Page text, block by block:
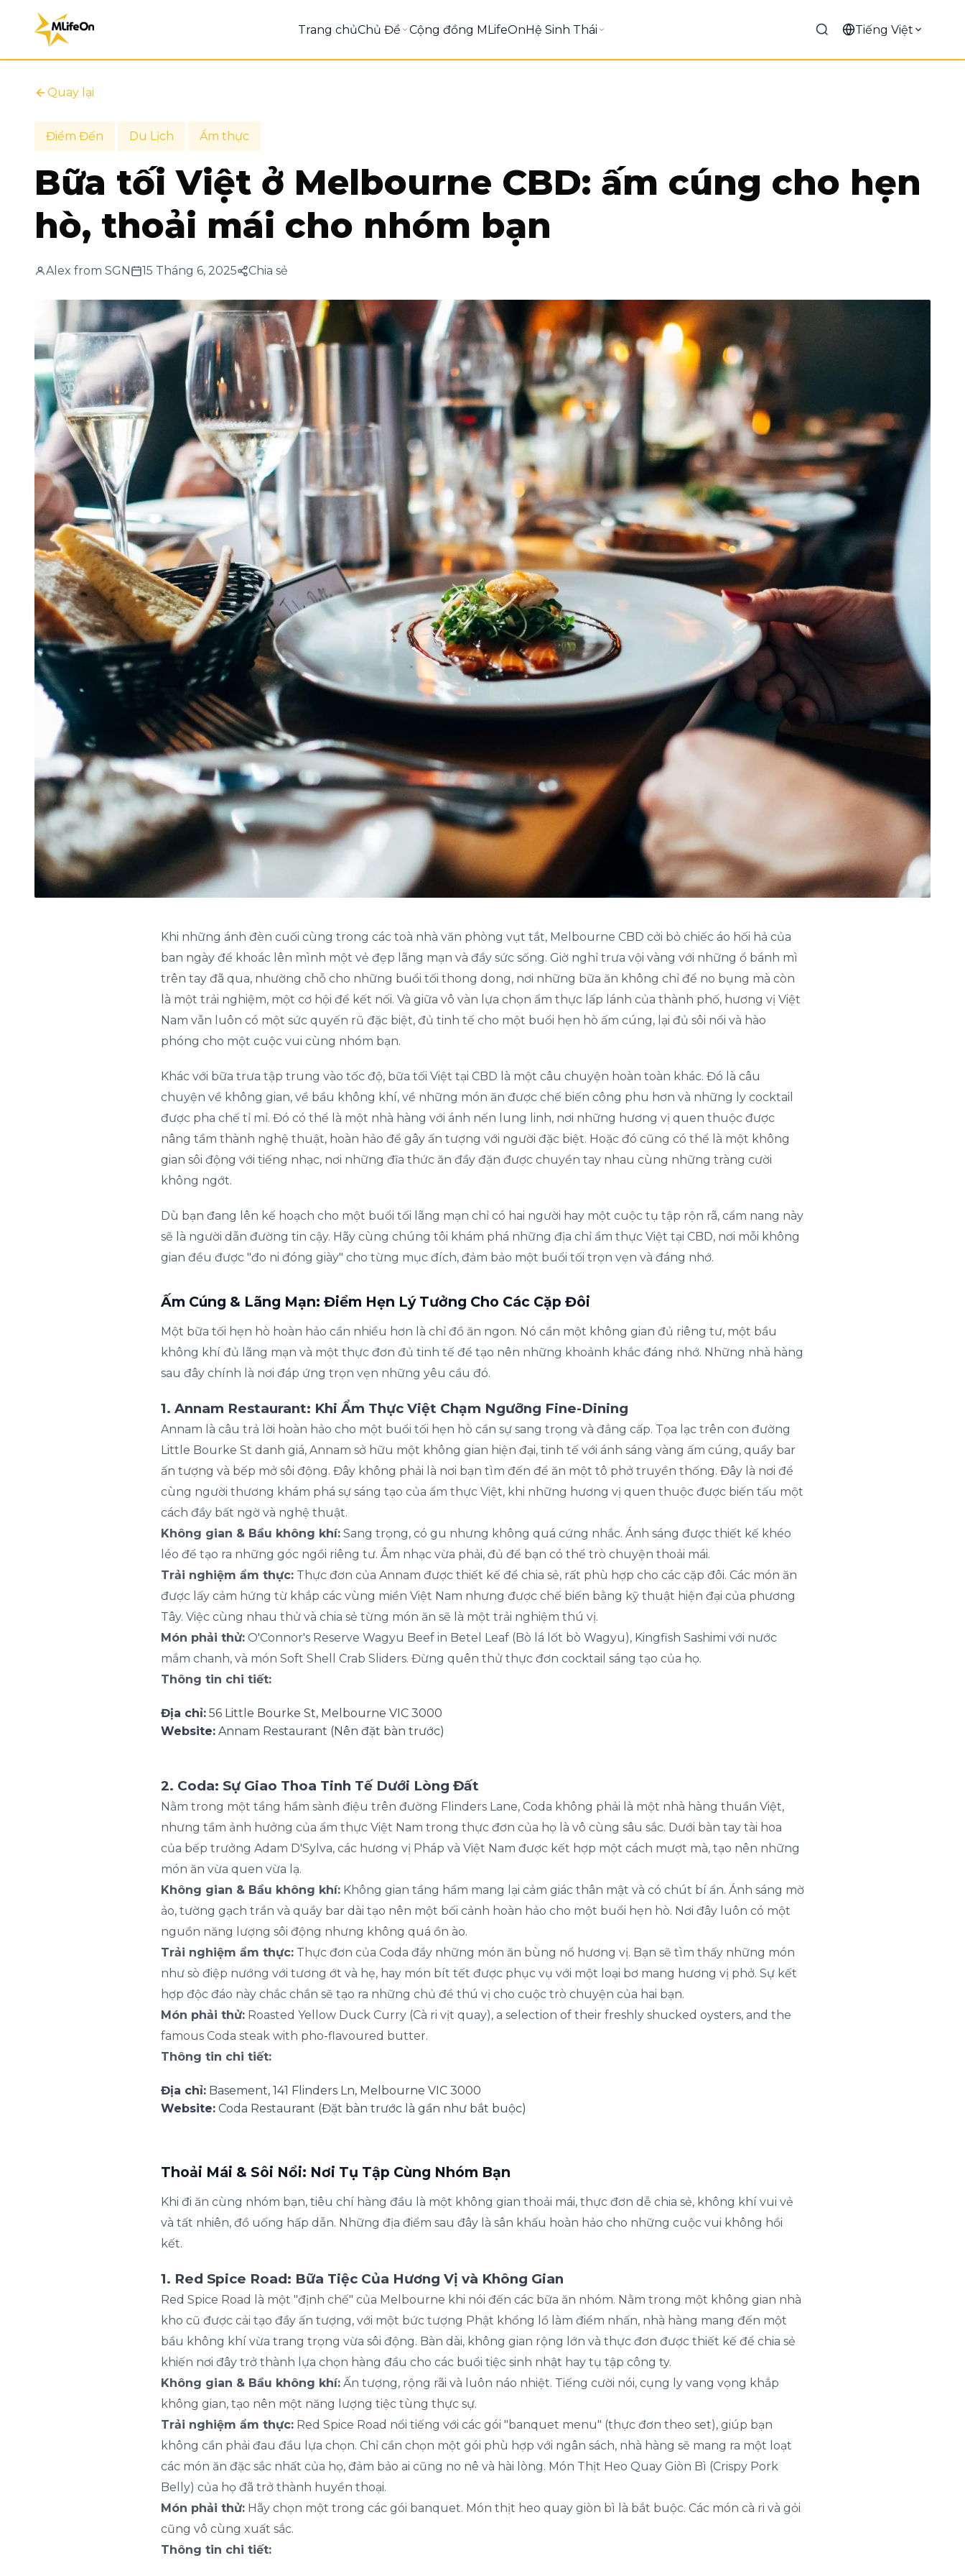
Trang chủChủ Đề Cộng đồng MLifeOnHệ Sinh Thái Tiếng Việt
Quay lại
Điểm Đến Du Lịch Ẩm thực
Bữa tối Việt ở Melbourne CBD: ấm cúng cho hẹn
hò, thoải mái cho nhóm bạn
Alex from SGN 15 Tháng 6, 2025 Chia sẻ
Khi những ánh đèn cuối cùng trong các toà nhà văn phòng vụt tắt, Melbourne CBD cởi bỏ chiếc áo hối hả của
ban ngày để khoác lên mình một vẻ đẹp lãng mạn và đầy sức sống. Giờ nghỉ trưa vội vàng với những ổ bánh mì
trên tay đã qua, nhường chỗ cho những buổi tối thong dong, nơi những bữa ăn không chỉ để no bụng mà còn
là một trải nghiệm, một cơ hội để kết nối. Và giữa vô vàn lựa chọn ẩm thực lấp lánh của thành phố, hương vị Việt
Nam vẫn luôn có một sức quyến rũ đặc biệt, đủ tinh tế cho một buổi hẹn hò ấm cúng, lại đủ sôi nổi và hào
phóng cho một cuộc vui cùng nhóm bạn.
Khác với bữa trưa tập trung vào tốc độ, bữa tối Việt tại CBD là một câu chuyện hoàn toàn khác. Đó là câu
chuyện về không gian, về bầu không khí, về những món ăn được chế biến công phu hơn và những ly cocktail
được pha chế tỉ mỉ. Đó có thể là một nhà hàng với ánh nến lung linh, nơi những hương vị quen thuộc được
nâng tầm thành nghệ thuật, hoàn hảo để gây ấn tượng với người đặc biệt. Hoặc đó cũng có thể là một không
gian sôi động với tiếng nhạc, nơi những đĩa thức ăn đầy đặn được chuyền tay nhau cùng những tràng cười
không ngớt.
Dù bạn đang lên kế hoạch cho một buổi tối lãng mạn chỉ có hai người hay một cuộc tụ tập rộn rã, cẩm nang này
sẽ là người dẫn đường tin cậy. Hãy cùng chúng tôi khám phá những địa chỉ ẩm thực Việt tại CBD, nơi mỗi không
gian đều được "đo ni đóng giày" cho từng mục đích, đảm bảo một buổi tối trọn vẹn và đáng nhớ.
Ấm Cúng & Lãng Mạn: Điểm Hẹn Lý Tưởng Cho Các Cặp Đôi
Một bữa tối hẹn hò hoàn hảo cần nhiều hơn là chỉ đồ ăn ngon. Nó cần một không gian đủ riêng tư, một bầu
không khí đủ lãng mạn và một thực đơn đủ tinh tế để tạo nên những khoảnh khắc đáng nhớ. Những nhà hàng
sau đây chính là nơi đáp ứng trọn vẹn những yêu cầu đó.
1. Annam Restaurant: Khi Ẩm Thực Việt Chạm Ngưỡng Fine-Dining
Annam là câu trả lời hoàn hảo cho một buổi tối hẹn hò cần sự sang trọng và đẳng cấp. Tọa lạc trên con đường
Little Bourke St danh giá, Annam sở hữu một không gian hiện đại, tinh tế với ánh sáng vàng ấm cúng, quầy bar
ấn tượng và bếp mở sôi động. Đây không phải là nơi bạn tìm đến để ăn một tô phở truyền thống. Đây là nơi để
cùng người thương khám phá sự sáng tạo của ẩm thực Việt, khi những hương vị quen thuộc được biến tấu một
cách đầy bất ngờ và nghệ thuật.
Không gian & Bầu không khí: Sang trọng, có gu nhưng không quá cứng nhắc. Ánh sáng được thiết kế khéo
léo để tạo ra những góc ngồi riêng tư. Âm nhạc vừa phải, đủ để bạn có thể trò chuyện thoải mái.
Trải nghiệm ẩm thực: Thực đơn của Annam được thiết kế để chia sẻ, rất phù hợp cho các cặp đôi. Các món ăn
được lấy cảm hứng từ khắp các vùng miền Việt Nam nhưng được chế biến bằng kỹ thuật hiện đại của phương
Tây. Việc cùng nhau thử và chia sẻ từng món ăn sẽ là một trải nghiệm thú vị.
Món phải thử: O'Connor's Reserve Wagyu Beef in Betel Leaf (Bò lá lốt bò Wagyu), Kingfish Sashimi với nước
mắm chanh, và món Soft Shell Crab Sliders. Đừng quên thử thực đơn cocktail sáng tạo của họ.
Thông tin chi tiết:
Địa chỉ: 56 Little Bourke St, Melbourne VIC 3000
Website: Annam Restaurant (Nên đặt bàn trước)
2. Coda: Sự Giao Thoa Tinh Tế Dưới Lòng Đất
Nằm trong một tầng hầm sành điệu trên đường Flinders Lane, Coda không phải là một nhà hàng thuần Việt,
nhưng tầm ảnh hưởng của ẩm thực Việt Nam trong thực đơn của họ là vô cùng sâu sắc. Dưới bàn tay tài hoa
của bếp trưởng Adam D'Sylva, các hương vị Pháp và Việt Nam được kết hợp một cách mượt mà, tạo nên những
món ăn vừa quen vừa lạ.
Không gian & Bầu không khí: Không gian tầng hầm mang lại cảm giác thân mật và có chút bí ẩn. Ánh sáng mờ
ảo, tường gạch trần và quầy bar dài tạo nên một bối cảnh hoàn hảo cho một buổi hẹn hò. Nơi đây luôn có một
nguồn năng lượng sôi động nhưng không quá ồn ào.
Trải nghiệm ẩm thực: Thực đơn của Coda đầy những món ăn bùng nổ hương vị. Bạn sẽ tìm thấy những món
như sò điệp nướng với tương ớt và hẹ, hay món bít tết được phục vụ với một loại bơ mang hương vị phở. Sự kết
hợp độc đáo này chắc chắn sẽ tạo ra những chủ đề thú vị cho cuộc trò chuyện của hai bạn.
Món phải thử: Roasted Yellow Duck Curry (Cà ri vịt quay), a selection of their freshly shucked oysters, and the
famous Coda steak with pho-flavoured butter.
Thông tin chi tiết:
Địa chỉ: Basement, 141 Flinders Ln, Melbourne VIC 3000
Website: Coda Restaurant (Đặt bàn trước là gần như bắt buộc)
Thoải Mái & Sôi Nổi: Nơi Tụ Tập Cùng Nhóm Bạn
Khi đi ăn cùng nhóm bạn, tiêu chí hàng đầu là một không gian thoải mái, thực đơn dễ chia sẻ, không khí vui vẻ
và tất nhiên, đồ uống hấp dẫn. Những địa điểm sau đây là sân khấu hoàn hảo cho những cuộc vui không hồi
kết.
1. Red Spice Road: Bữa Tiệc Của Hương Vị và Không Gian
Red Spice Road là một "định chế" của Melbourne khi nói đến các bữa ăn nhóm. Nằm trong một không gian nhà
kho cũ được cải tạo đầy ấn tượng, với một bức tượng Phật khổng lồ làm điểm nhấn, nhà hàng mang đến một
bầu không khí vừa trang trọng vừa sôi động. Bàn dài, không gian rộng lớn và thực đơn được thiết kế để chia sẻ
khiến nơi đây trở thành lựa chọn hàng đầu cho các buổi tiệc sinh nhật hay tụ tập công ty.
Không gian & Bầu không khí: Ấn tượng, rộng rãi và luôn náo nhiệt. Tiếng cười nói, cụng ly vang vọng khắp
không gian, tạo nên một năng lượng tiệc tùng thực sự.
Trải nghiệm ẩm thực: Red Spice Road nổi tiếng với các gói "banquet menu" (thực đơn theo set), giúp bạn
không cần phải đau đầu lựa chọn. Chỉ cần chọn một gói phù hợp với ngân sách, nhà hàng sẽ mang ra một loạt
các món ăn đặc sắc nhất của họ, đảm bảo ai cũng no nê và hài lòng. Món Thịt Heo Quay Giòn Bì (Crispy Pork
Belly) của họ đã trở thành huyền thoại.
Món phải thử: Hãy chọn một trong các gói banquet. Món thịt heo quay giòn bì là bắt buộc. Các món cà ri và gỏi
cũng vô cùng xuất sắc.
Thông tin chi tiết: